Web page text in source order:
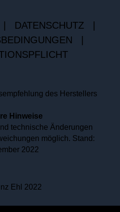
DATENSCHUTZ
des Herstellers
Hinweise
technische Änderungen
möglich. Stand:
2022
Ehl 2022